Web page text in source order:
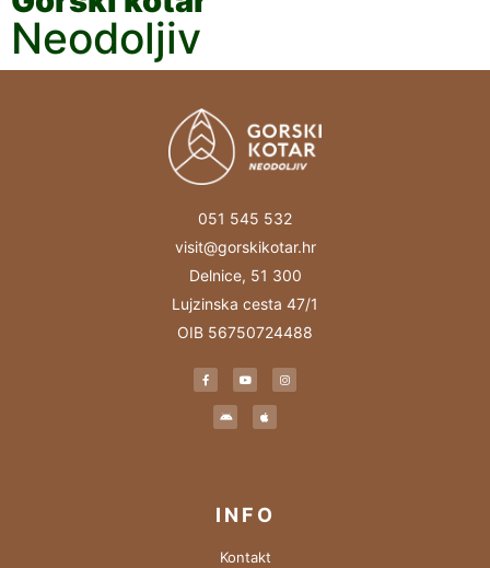
Neodoljiv
051 545 532
visit@gorskikotar.hr
Delnice, 51 300
Lujzinska cesta 47/1
OIB 56750724488
INFO
Kontakt